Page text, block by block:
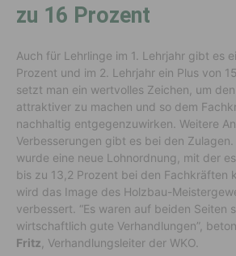
zu 16 Prozent
Auch für Lehrlinge im 1. Lehrjahr gibt es
Prozent und im 2. Lehrjahr ein Plus von
setzt man ein wertvolles Zeichen, um
attraktiver zu machen und so dem
nachhaltig entgegenzuwirken. Weitere
Verbesserungen gibt es bei den
wurde eine neue Lohnordnung, mit der
bis zu 13,2 Prozent bei den Fachkräften
wird das Image des Holzbau-
verbessert. “Es waren auf beiden Seiten
wirtschaftlich gute Verhandlungen”,
Fritz , Verhandlungsleiter der WKO.